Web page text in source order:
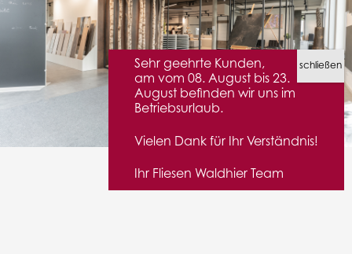
Sehr geehrte Kunden,
am vom 08. August bis 23.
August befinden wir uns im
Betriebsurlaub.
Vielen Dank für Ihr Verständnis!
Ihr Fliesen Waldhier Team